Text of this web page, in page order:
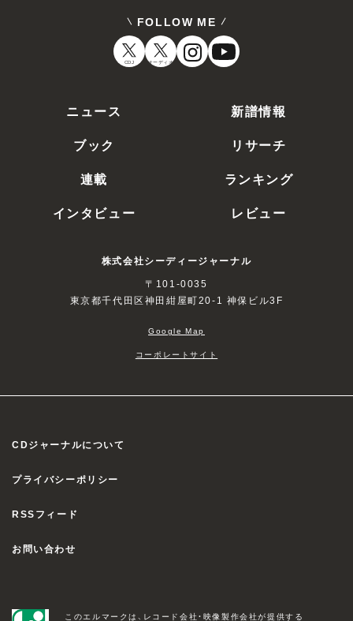
FOLLOW ME
CDJ オーディオ
ニュース
新譜情報
ブック
リサーチ
連載
ランキング
インタビュー
レビュー
株式会社シーディージャーナル
〒101-0035
東京都千代田区神田紺屋町20-1 神保ビル3F
Google Map
コーポレートサイト
CDジャーナルについて
プライバシーポリシー
RSSフィード
お問い合わせ
このエルマークは、レコード会社・映像製作会社が提供する